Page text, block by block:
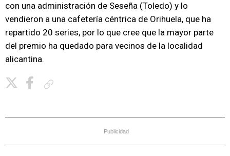
con una administración de Seseña (Toledo) y lo
vendieron a una cafetería céntrica de Orihuela, que ha
repartido 20 series, por lo que cree que la mayor parte
del premio ha quedado para vecinos de la localidad
alicantina.
Publicidad